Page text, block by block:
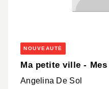
NOUVEAUTÉ
Ma petite ville -
Angelina De Sol